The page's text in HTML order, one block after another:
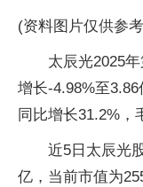
(资料图片仅供参
太辰光2025
增长-4.98%至3.86
同比增长31.2%，
近5日太辰光
亿，当前市值为